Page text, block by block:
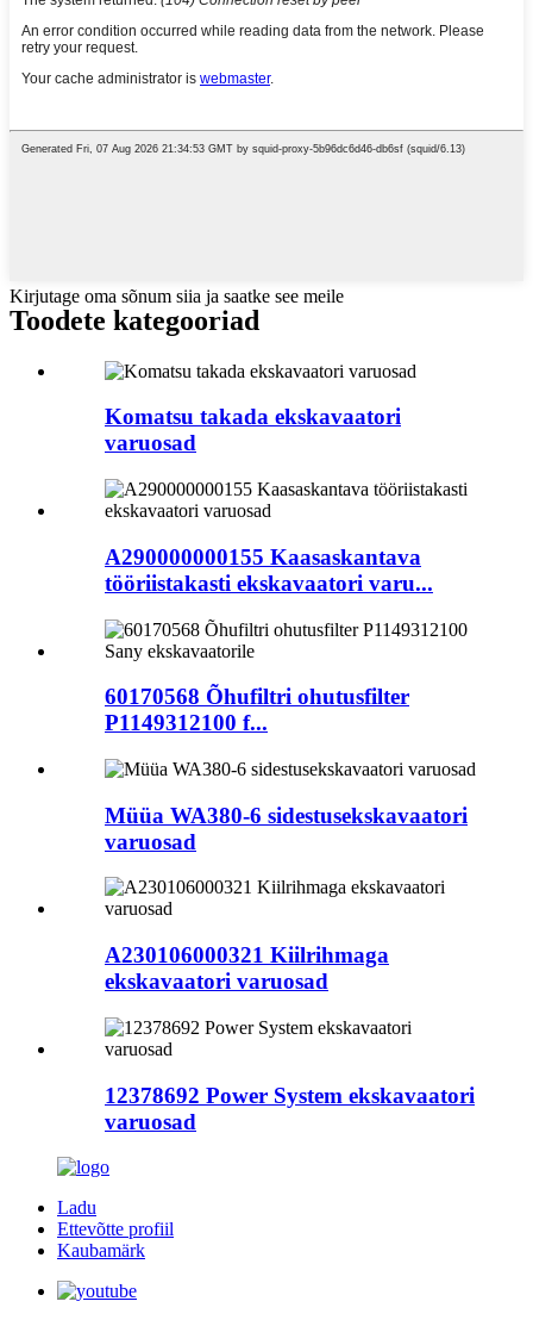
Kirjutage oma sõnum siia ja saatke see meile
Toodete kategooriad
Komatsu takada ekskavaatori
varuosad
A290000000155 Kaasaskantava
tööriistakasti ekskavaatori varu...
60170568 Õhufiltri ohutusfilter
P1149312100 f...
Müüa WA380-6 sidestusekskavaatori
varuosad
A230106000321 Kiilrihmaga
ekskavaatori varuosad
12378692 Power System ekskavaatori
varuosad
Ladu
Ettevõtte profiil
Kaubamärk